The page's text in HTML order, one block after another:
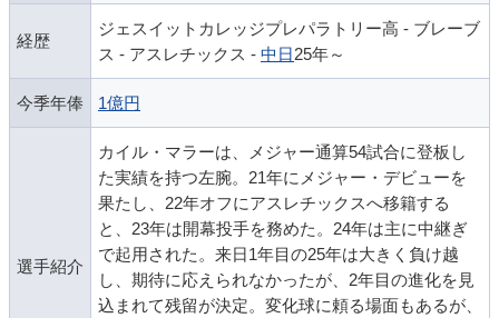
経歴
ジェスイットカレッジプレパラトリー高 - ブレーブ
ス - アスレチックス - 中日25年～
今季年俸 1億円
選手紹介
カイル・マラーは、メジャー通算54試合に登板し
た実績を持つ左腕。21年にメジャー・デビューを
果たし、22年オフにアスレチックスへ移籍する
と、23年は開幕投手を務めた。24年は主に中継ぎ
で起用された。来日1年目の25年は大きく負け越
し、期待に応えられなかったが、2年目の進化を見
込まれて残留が決定。変化球に頼る場面もあるが、